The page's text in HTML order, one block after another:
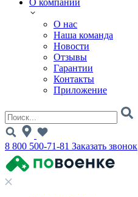
О компании
О нас
Наша команда
Новости
Отзывы
Гарантии
Контакты
Приложение
8 800 500-71-81 Заказать звонок